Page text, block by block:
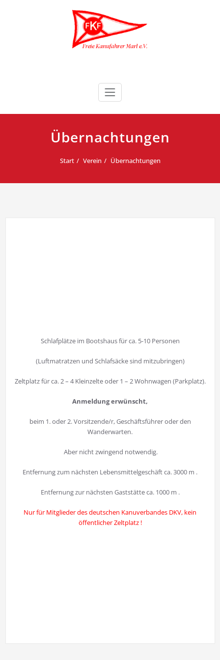
Freie Kanufahrer Marl e.V.
Übernachtungen
Start Verein Übernachtungen
Schlafplätze im Bootshaus für ca. 5-10 Personen
(Luftmatratzen und Schlafsäcke sind mitzubringen)
Zeltplatz für ca. 2 – 4 Kleinzelte oder 1 – 2 Wohnwagen (Parkplatz).
Anmeldung erwünscht,
beim 1. oder 2. Vorsitzende/r, Geschäftsführer oder den
Wanderwarten.
Aber nicht zwingend notwendig.
Entfernung zum nächsten Lebensmittelgeschäft ca. 3000 m .
Entfernung zur nächsten Gaststätte ca. 1000 m .
Nur für Mitglieder des deutschen Kanuverbandes DKV, kein
öffentlicher Zeltplatz !